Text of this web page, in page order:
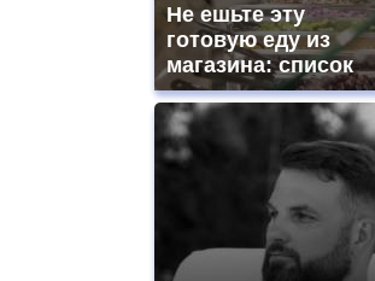
Не ешьте эту
готовую еду из
магазина: список